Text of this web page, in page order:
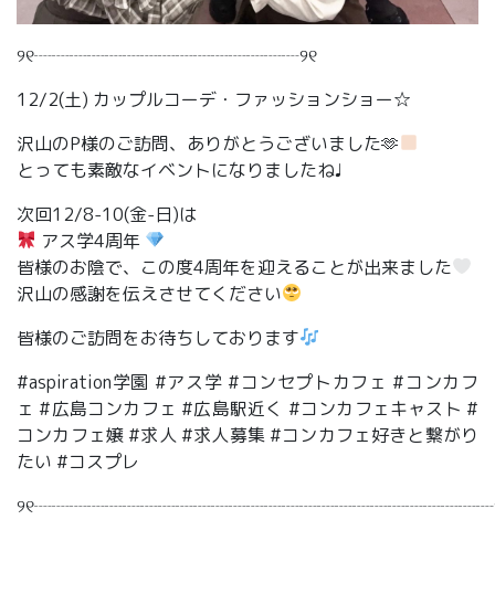
୨୧┈┈┈┈┈┈┈┈┈┈┈┈┈┈┈୨୧
12/2(土) カップルコーデ・ファッションショー☆
沢山のP様のご訪問、ありがとうございました🫶
とっても素敵なイベントになりましたね♩
次回12/8-10(金-日)は
アス学4周年
皆様のお陰で、この度4周年を迎えることが出来ました
沢山の感謝を伝えさせてください
皆様のご訪問をお待ちしております
#aspiration学園 #アス学 #コンセプトカフェ #コンカフ
ェ #広島コンカフェ #広島駅近く #コンカフェキャスト #
コンカフェ嬢 #求人 #求人募集 #コンカフェ好きと繋がり
たい #コスプレ